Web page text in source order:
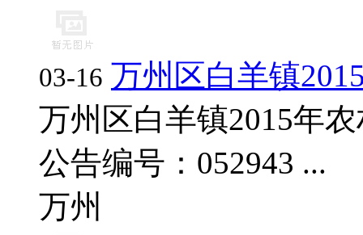
03-16 万州区白羊镇
万州区白羊镇2015年
公告编号：052943 ...
万州